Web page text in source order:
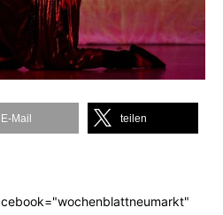
E-Mail teilen